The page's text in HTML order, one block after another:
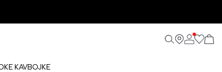
KAVBOJKE